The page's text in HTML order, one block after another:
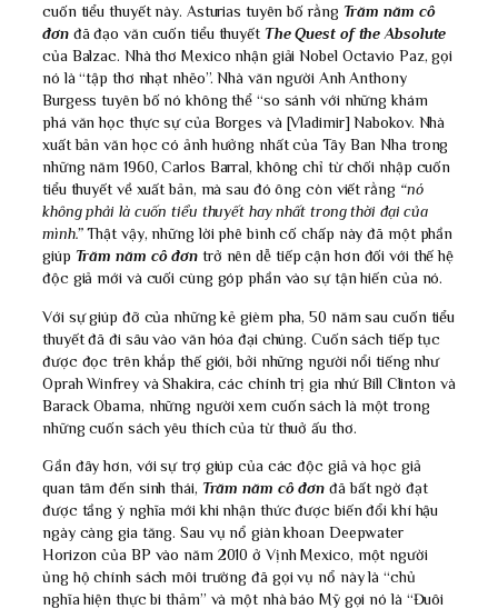
cuốn tiểu thuyết này. Asturias tuyên bố rằng Trăm năm cô
đơnđã đạo văn cuốn tiểu thuyết The Quest of the Absolute
của Balzac. Nhà thơ Mexico nhận giải Nobel Octavio Paz, gọi
nó là “tập thơ nhạt nhẽo”. Nhà văn người Anh Anthony
Burgess tuyên bố nó không thể “so sánh với những khám
phá văn học thực sự của Borges và [Vladimir] Nabokov. Nhà
xuất bản văn học có ảnh hưởng nhất của Tây Ban Nha trong
những năm 1960, Carlos Barral, không chỉ từ chối nhập cuốn
tiểu thuyết về xuất bản, mà sau đó ông còn viết rằng “nó
không phải là cuốn tiểu thuyết hay nhất trong thời đại của
mình.”Thật vậy, những lời phê bình cố chấp này đã một phần
giúp Trăm năm cô đơn trở nên dễ tiếp cận hơn đối với thế hệ
độc giả mới và cuối cùng góp phần vào sự tận hiến của nó.
Với sự giúp đỡ của những kẻ gièm pha, 50 năm sau cuốn tiểu
thuyết đã đi sâu vào văn hóa đại chúng. Cuốn sách tiếp tục
được đọc trên khắp thế giới, bởi những người nổi tiếng như
Oprah Winfrey và Shakira, các chính trị gia nhứ Bill Clinton và
Barack Obama, những người xem cuốn sách là một trong
những cuốn sách yêu thích của từ thuở ấu thơ.
Gần đây hơn, với sự trợ giúp của các độc giả và học giả
quan tâm đến sinh thái, Trăm năm cô đơn đã bất ngờ đạt
được tầng ý nghĩa mới khi nhận thức được biến đổi khí hậu
ngày càng gia tăng. Sau vụ nổ giàn khoan Deepwater
Horizon của BP vào năm 2010 ở Vịnh Mexico, một người
ủng hộ chính sách môi trường đã gọi vụ nổ này là “chủ
nghĩa hiện thực bi thảm” và một nhà báo Mỹ gọi nó là “Đuôi